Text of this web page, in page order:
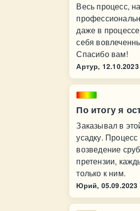
Весь процесс,
даже в
себя
Спасибо вам!
Артур, 12.10.2023
По итогу я
Заказывал в
усадку.
возведение
претензии,
только к ним.
Юрий, 05.09.2023